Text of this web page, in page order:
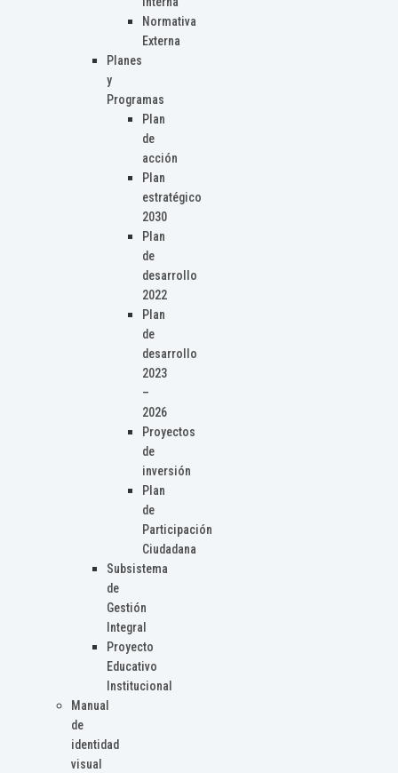
Normativa
Externa
Planes
y
Programas
Plan
de
acción
Plan
estratégico
2030
Plan
de
desarrollo
2022
Plan
de
desarrollo
2023
–
2026
Proyectos
de
inversión
Plan
de
Participación
Ciudadana
Subsistema
de
Gestión
Integral
Proyecto
Educativo
Institucional
Manual
de
identidad
visual